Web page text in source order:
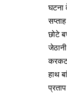
घटना
छोटे
करकट
हाथ